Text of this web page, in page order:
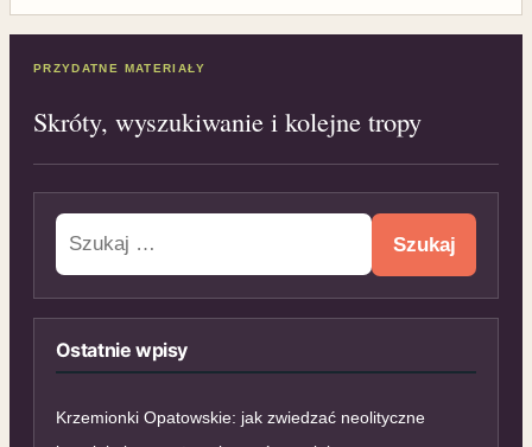
PRZYDATNE MATERIAŁY
Skróty, wyszukiwanie i kolejne tropy
Ostatnie wpisy
Krzemionki Opatowskie: jak zwiedzać neolityczne